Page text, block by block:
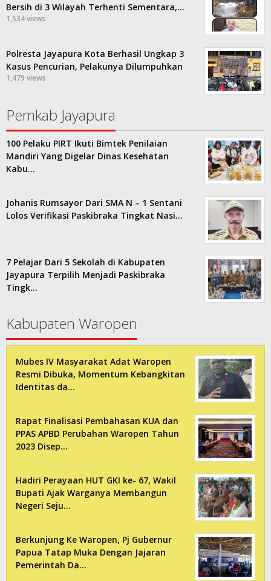
Bersih di 3 Wilayah Terhenti Sementara,…
1,534 views
Polresta Jayapura Kota Berhasil Ungkap 3
Kasus Pencurian, Pelakunya Dilumpuhkan
1,479 views
Pemkab Jayapura
100 Pelaku PIRT Ikuti Bimtek Penilaian
Mandiri Yang Digelar Dinas Kesehatan
Kabu…
Johanis Rumsayor Dari SMA N – 1 Sentani
Lolos Verifikasi Paskibraka Tingkat Nasi…
7 Pelajar Dari 5 Sekolah di Kabupaten
Jayapura Terpilih Menjadi Paskibraka
Tingk…
Kabupaten Waropen
Mubes IV Masyarakat Adat Waropen
Resmi Dibuka, Momentum Kebangkitan
Identitas da…
Rapat Finalisasi Pembahasan KUA dan
PPAS APBD Perubahan Waropen Tahun
2023 Disep…
Hadiri Perayaan HUT GKI ke- 67, Wakil
Bupati Ajak Warganya Membangun
Negeri Seju…
Berkunjung Ke Waropen, Pj Gubernur
Papua Tatap Muka Dengan Jajaran
Pemerintah Da…